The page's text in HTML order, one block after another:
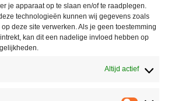
je apparaat op te slaan en/of te raadplegen.
technologieën kunnen wij gegevens zoals
deze site verwerken. Als je geen toestemming
kan dit een nadelige invloed hebben op
Altijd actief